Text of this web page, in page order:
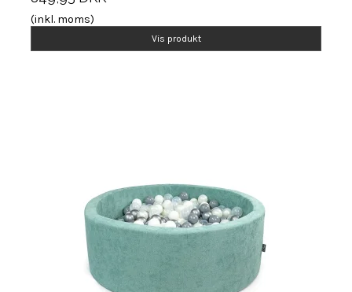
(inkl. moms)
Vis produkt